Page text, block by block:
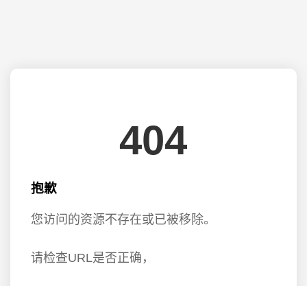
404
抱歉
您访问的资源不存在或已被移除。
请检查URL是否正确，